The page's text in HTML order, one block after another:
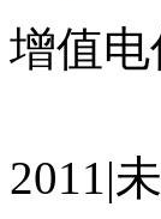
增值
2011|